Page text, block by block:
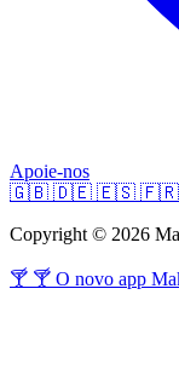
Apoie-nos
🇬🇧 🇩🇪 🇪🇸 🇫🇷
Copyright © 2026
🍸 🍸 O novo app